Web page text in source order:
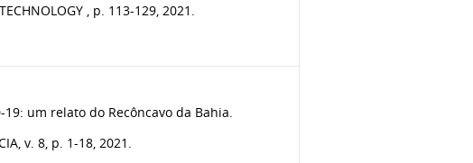
, p. 113-129, 2021.
um relato do Recôncavo da Bahia.
v. 8, p. 1-18, 2021.